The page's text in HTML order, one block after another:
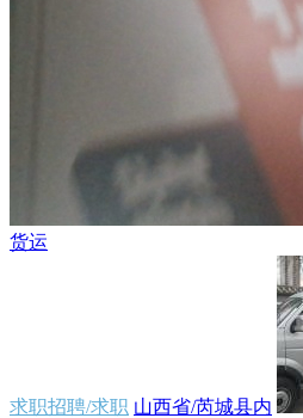
货运
求职招聘/求职 山西省/芮城县内